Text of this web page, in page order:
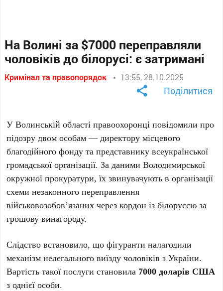
На Волині за $7000 переправляли
чоловіків до білорусі: є затримані
Кримінал та правопорядок 13:55, 28.10.2025
Поділитися
У Волинській області правоохоронці повідомили про
підозру двом особам — директору місцевого
благодійного фонду та представнику всеукраїнської
громадської організації. За даними Володимирської
окружної прокуратури, їх звинувачують в організації
схеми незаконного переправлення
військовозобов’язаних через кордон із білоруссю за
грошову винагороду.
Слідство встановило, що фігуранти налагодили
механізм нелегального виїзду чоловіків з України.
Вартість такої послуги становила 7000 доларів США
з однієї особи.